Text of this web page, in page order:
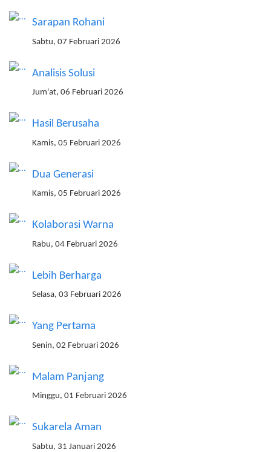
Sarapan Rohani
Sabtu, 07 Februari 2026
Analisis Solusi
Jum'at, 06 Februari 2026
Hasil Berusaha
Kamis, 05 Februari 2026
Dua Generasi
Kamis, 05 Februari 2026
Kolaborasi Warna
Rabu, 04 Februari 2026
Lebih Berharga
Selasa, 03 Februari 2026
Yang Pertama
Senin, 02 Februari 2026
Malam Panjang
Minggu, 01 Februari 2026
Sukarela Aman
Sabtu, 31 Januari 2026